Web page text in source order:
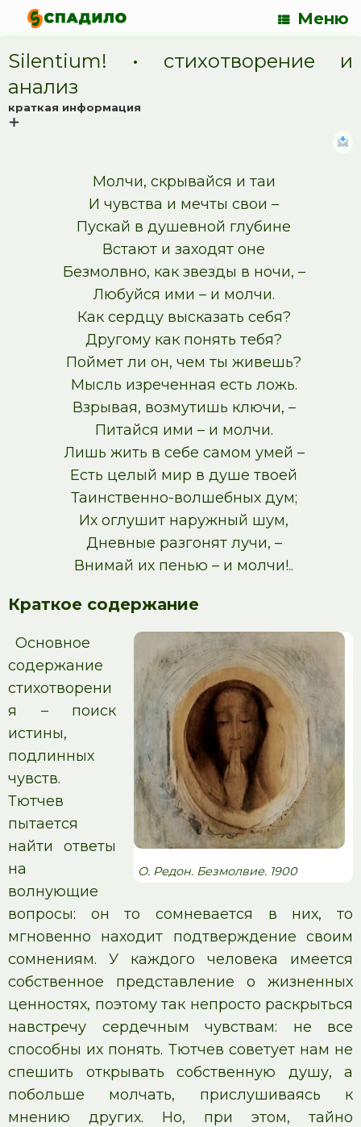
Меню
Silentium! • cтихотворение и
анализ
краткая информация
Молчи, скрывайся и таи
И чувства и мечты свои –
Пускай в душевной глубине
Встают и заходят оне
Безмолвно, как звезды в ночи, –
Любуйся ими – и молчи.
Как сердцу высказать себя?
Другому как понять тебя?
Поймет ли он, чем ты живешь?
Мысль изреченная есть ложь.
Взрывая, возмутишь ключи, –
Питайся ими – и молчи.
Лишь жить в себе самом умей –
Есть целый мир в душе твоей
Таинственно-волшебных дум;
Их оглушит наружный шум,
Дневные разгонят лучи, –
Внимай их пенью – и молчи!..
Краткое содержание
О. Редон. Безмолвие. 1900
Основное
содержание
стихотворени
я – поиск
истины,
подлинных
чувств.
Тютчев
пытается
найти ответы
на
волнующие
вопросы: он то сомневается в них, то
мгновенно находит подтверждение своим
сомнениям. У каждого человека имеется
собственное представление о жизненных
ценностях, поэтому так непросто раскрыться
навстречу сердечным чувствам: не все
способны их понять. Тютчев советует нам не
спешить открывать собственную душу, а
побольше молчать, прислушиваясь к
мнению других. Но, при этом, тайно